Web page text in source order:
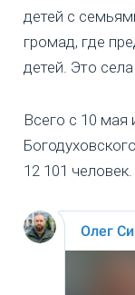
детей с
громад, где
детей. Это
Всего с 10 мая
12 101 человек.